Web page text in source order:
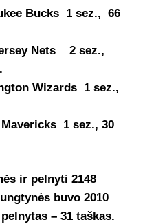
Bucks 1 sez., 66
Nets 2 sez.,
Wizards 1 sez.,
Mavericks 1 sez., 30
ir pelnyti 2148
buvo 2010
– 31 taškas.